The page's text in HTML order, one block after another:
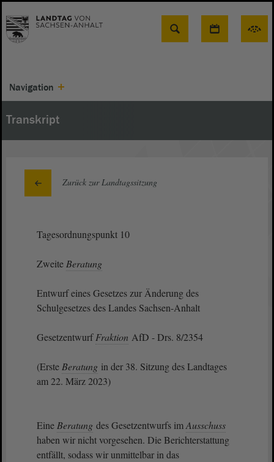
Suche
Navigation
Transkript
Zurück zur Landtagssitzung
Tagesordnungspunkt 10
Zweite Beratung
Entwurf eines Gesetzes zur Änderung des
Schulgesetzes des Landes Sachsen-Anhalt
GesetzentwurfFraktion AfD - Drs. 8/2354
(Erste Beratung in der 38. Sitzung des Landtages
am 22. März 2023)
Eine Beratung des Gesetzentwurfs imAusschuss
haben wir nicht vorgesehen. Die Berichterstattung
entfällt, sodass wir unmittelbar in das